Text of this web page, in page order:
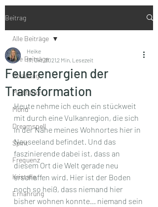
Beitrag
Alle Beiträge
Portaltag
Meditation
Mond
Dreamspell
Spirit
Frequenz
Kristalle
Ernährung
Alle Beiträge
Feuerenergien der
Transformation
Heike
17. Okt. 20212 Min. Lesezeit
Heute nehme ich euch ein stückweit
mit durch eine Vulkanregion, die sich
in der Nähe meines Wohnortes hier in
Neuseeland befindet. Und das
faszinierende dabei ist, dass an
diesem Ort die Welt gerade neu
erschaffen wird. Hier ist der Boden
noch so heiß, dass niemand hier
bisher wohnen konnte... niemand sein